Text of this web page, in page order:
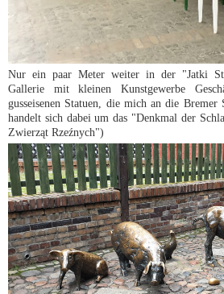
Nur ein paar Meter weiter in der "Jatki
Gallerie mit kleinen Kunstgewerbe
gusseisenen Statuen, die mich an die Bremer
handelt sich dabei um das "Denkmal der
Zwierząt Rzeźnych")